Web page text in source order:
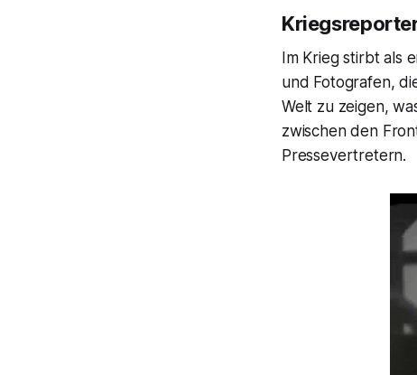
Im Krieg stirbt als
und Fotografen,
Welt zu zeigen,
zwischen den
Pressevertretern.